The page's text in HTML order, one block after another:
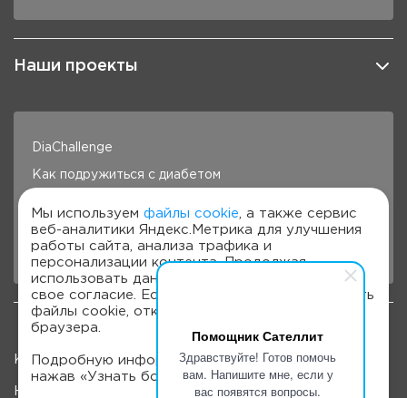
Помощник Сателлит
Здравствуйте! Готов помочь
вам. Напишите мне, если у
вас появятся вопросы.
Наши проекты
DiaChallenge
Как подружиться с диабетом
Готовим с Сателлит
Карта сайта
Наверх
Мы используем файлы cookie , а также сервис
веб-аналитики Яндекс.Метрика для улучшения
работы сайта, анализа трафика и
персонализации контента. Продолжая
использовать данный сайт, вы даете на это
свое согласие. Если вы не хотите использовать
файлы cookie, отключите их в настройках
браузера.
Подробную информацию можно получить,
нажав «Узнать больше».